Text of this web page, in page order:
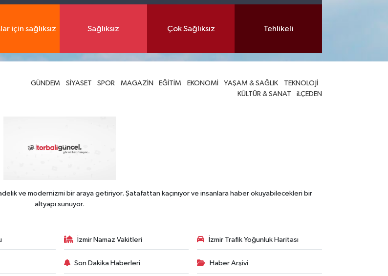
için sağlıksız Sağlıksız Çok Sağlıksız Tehlikeli
GÜNDEM SİYASET SPOR MAGAZİN EĞİTİM EKONOMİ YAŞAM & SAĞLIK
TEKNOLOJİ
KÜLTÜR & SANAT
iLÇEDEN
ve modernizmi bir araya getiriyor. Şatafattan kaçınıyor ve insanlara haber okuyabilecekleri bir
altyapı sunuyor.
İzmir Namaz Vakitleri İzmir Trafik Yoğunluk Haritası
Son Dakika Haberleri Haber Arşivi